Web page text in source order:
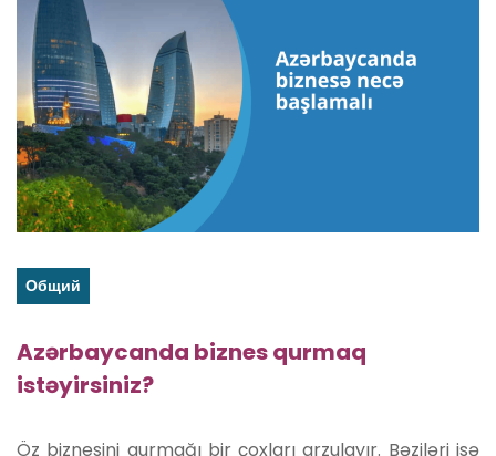
Общий
Azərbaycanda biznes qurmaq
istəyirsiniz?
Öz biznesini qurmağı bir çoxları arzulayır. Bəziləri isə